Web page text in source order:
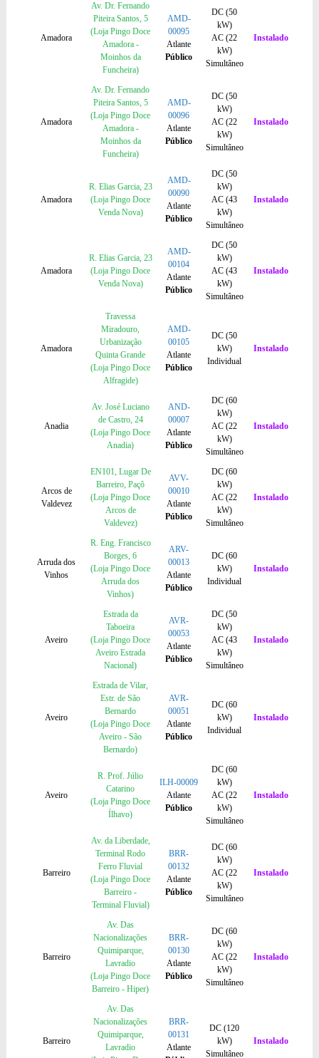
Amadora
Av. Dr. Fernando
Piteira Santos, 5
(Loja Pingo Doce
Amadora -
Moinhos da
Funcheira)
AMD-
00095
Atlante
Público
DC (50
kW)
AC (22
kW)
Simultâneo
Instalado
Amadora
Av. Dr. Fernando
Piteira Santos, 5
(Loja Pingo Doce
Amadora -
Moinhos da
Funcheira)
AMD-
00096
Atlante
Público
DC (50
kW)
AC (22
kW)
Simultâneo
Instalado
Amadora
R. Elias Garcia, 23
(Loja Pingo Doce
Venda Nova)
AMD-
00090
Atlante
Público
DC (50
kW)
AC (43
kW)
Simultâneo
Instalado
Amadora
R. Elias Garcia, 23
(Loja Pingo Doce
Venda Nova)
AMD-
00104
Atlante
Público
DC (50
kW)
AC (43
kW)
Simultâneo
Instalado
Amadora
Travessa
Miradouro,
Urbanização
Quinta Grande
(Loja Pingo Doce
Alfragide)
AMD-
00105
Atlante
Público
DC (50
kW)
Individual
Instalado
Anadia
Av. José Luciano
de Castro, 24
(Loja Pingo Doce
Anadia)
AND-
00007
Atlante
Público
DC (60
kW)
AC (22
kW)
Simultâneo
Instalado
Arcos de
Valdevez
EN101, Lugar De
Barreiro, Paçô
(Loja Pingo Doce
Arcos de
Valdevez)
AVV-
00010
Atlante
Público
DC (60
kW)
AC (22
kW)
Simultâneo
Instalado
Arruda dos
Vinhos
R. Eng. Francisco
Borges, 6
(Loja Pingo Doce
Arruda dos
Vinhos)
ARV-
00013
Atlante
Público
DC (60
kW)
Individual
Instalado
Aveiro
Estrada da
Taboeira
(Loja Pingo Doce
Aveiro Estrada
Nacional)
AVR-
00053
Atlante
Público
DC (50
kW)
AC (43
kW)
Simultâneo
Instalado
Aveiro
Estrada de Vilar,
Estr. de São
Bernardo
(Loja Pingo Doce
Aveiro - São
Bernardo)
AVR-
00051
Atlante
Público
DC (60
kW)
Individual
Instalado
Aveiro
R. Prof. Júlio
Catarino
(Loja Pingo Doce
Ílhavo)
ILH-00009
Atlante
Público
DC (60
kW)
AC (22
kW)
Simultâneo
Instalado
Barreiro
Av. da Liberdade,
Terminal Rodo
Ferro Fluvial
(Loja Pingo Doce
Barreiro -
Terminal Fluvial)
BRR-
00132
Atlante
Público
DC (60
kW)
AC (22
kW)
Simultâneo
Instalado
Barreiro
Av. Das
Nacionalizações
Quimiparque,
Lavradio
(Loja Pingo Doce
Barreiro - Hiper)
BRR-
00130
Atlante
Público
DC (60
kW)
AC (22
kW)
Simultâneo
Instalado
Barreiro
Av. Das
Nacionalizações
Quimiparque,
Lavradio
BRR-
00131
Atlante
DC (120
kW)
Simultâneo
Instalado